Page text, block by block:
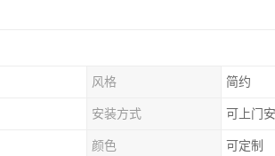
风格 简约
安装方式 可上门
颜色 可定制